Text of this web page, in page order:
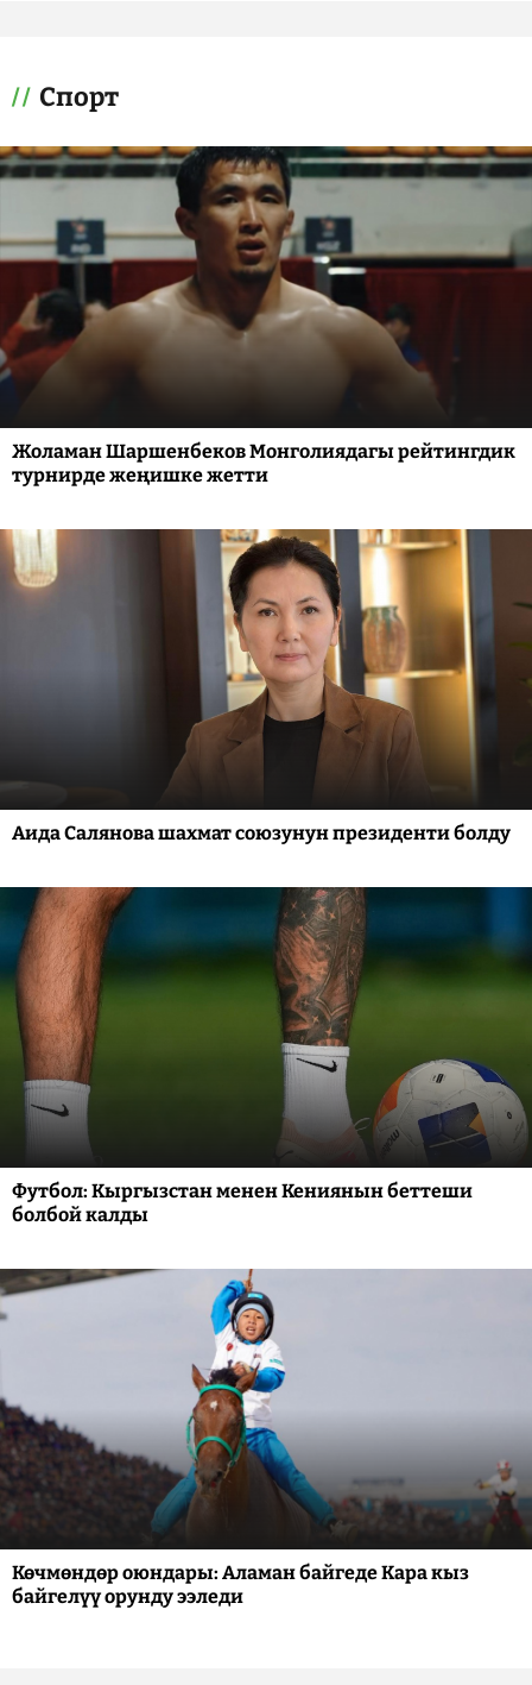
Спорт
Жоламан Шаршенбеков Монголиядагы рейтингдик
турнирде жеңишке жетти
Аида Салянова шахмат союзунун президенти болду
Футбол: Кыргызстан менен Кениянын беттеши
болбой калды
Көчмөндөр оюндары: Аламан байгеде Кара кыз
байгелүү орунду ээледи